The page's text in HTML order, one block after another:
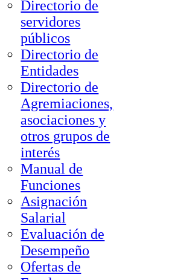
Directorio de
servidores
públicos
Directorio de
Entidades
Directorio de
Agremiaciones,
asociaciones y
otros grupos de
interés
Manual de
Funciones
Asignación
Salarial
Evaluación de
Desempeño
Ofertas de